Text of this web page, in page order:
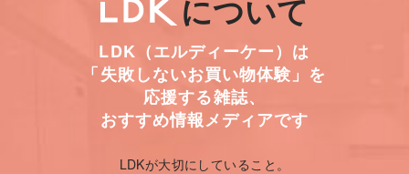
について
LDK（エルディーケー）は
「失敗しないお買い物体験」を
応援する雑誌、
おすすめ情報メディアです
LDKが大切にしていること。